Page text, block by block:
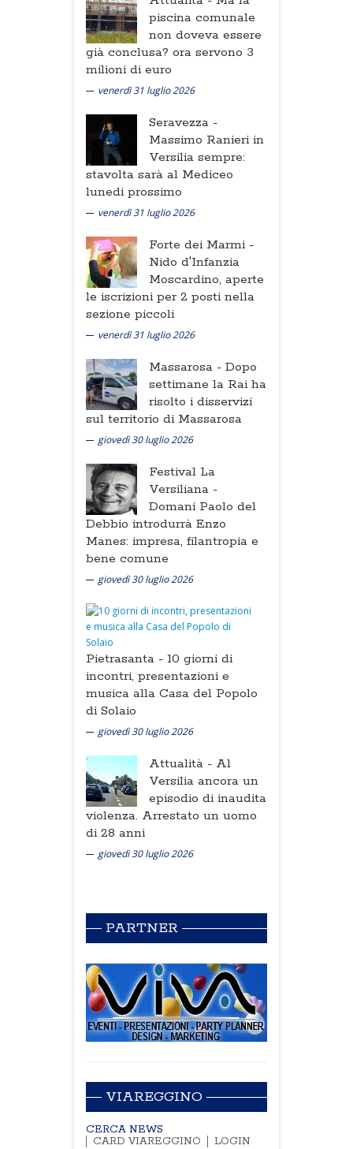
piscina comunale
non doveva essere
già conclusa? ora servono 3
milioni di euro
venerdì 31 luglio 2026
Seravezza -
Massimo Ranieri in
Versilia sempre:
stavolta sarà al Mediceo
lunedi prossimo
venerdì 31 luglio 2026
Forte dei Marmi -
Nido d'Infanzia
Moscardino, aperte
le iscrizioni per 2 posti nella
sezione piccoli
venerdì 31 luglio 2026
Massarosa - Dopo
settimane la Rai ha
risolto i disservizi
sul territorio di Massarosa
giovedì 30 luglio 2026
Festival La
Versiliana -
Domani Paolo del
Debbio introdurrà Enzo
Manes: impresa, filantropia e
bene comune
giovedì 30 luglio 2026
Pietrasanta - 10 giorni di
incontri, presentazioni e
musica alla Casa del Popolo
di Solaio
giovedì 30 luglio 2026
Attualità - Al
Versilia ancora un
episodio di inaudita
violenza. Arrestato un uomo
di 28 anni
giovedì 30 luglio 2026
PARTNER
VIAREGGINO
CERCA NEWS
CARD VIAREGGINO
LOGIN